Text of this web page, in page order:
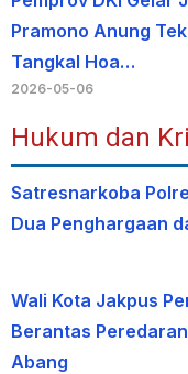
Pramono Anung
Tangkal Hoa…
2026-05-06
Hukum dan
Satresnarkoba
Dua Penghargaan
Wali Kota Jakpus
Berantas
Abang